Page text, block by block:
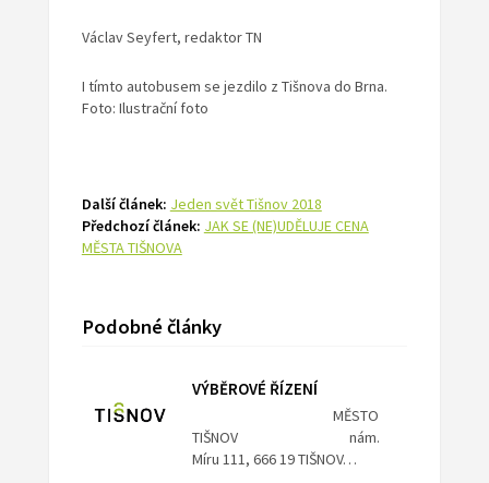
Václav Seyfert, redaktor TN
I tímto autobusem se jezdilo z Tišnova do Brna.
Foto: Ilustrační foto
Další článek: Jeden svět Tišnov 2018
Předchozí článek: JAK SE (NE)UDĚLUJE CENA
MĚSTA TIŠNOVA
Podobné články
VÝBĚROVÉ ŘÍZENÍ
MĚSTO
TIŠNOV nám.
Míru 111, 666 19 TIŠNOV…